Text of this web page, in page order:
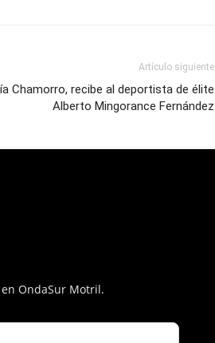
Artículo siguiente
Chamorro, recibe al deportista de élite
Alberto Mingorance Fernández
OndaSur Motril.